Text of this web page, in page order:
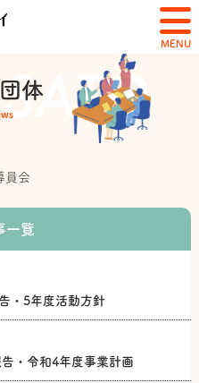
MENU
体
員会
一覧
・5年度活動方針
・令和4年度事業計画